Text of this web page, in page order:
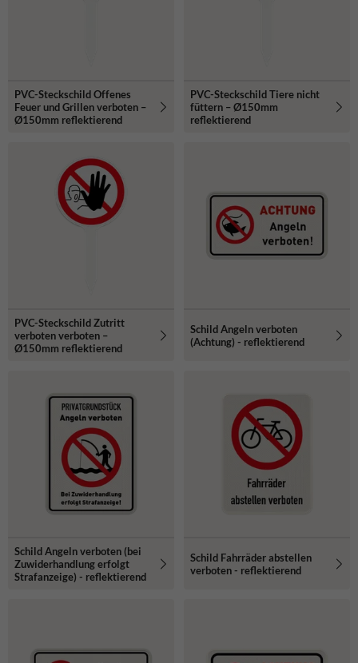
PVC-Steckschild Offenes
Feuer und Grillen verboten –
Ø150mm reflektierend
PVC-Steckschild Tiere nicht
füttern – Ø150mm
reflektierend
PVC-Steckschild Zutritt
verboten verboten –
Ø150mm reflektierend
Schild Angeln verboten
(Achtung) - reflektierend
Schild Angeln verboten (bei
Zuwiderhandlung erfolgt
Strafanzeige) - reflektierend
Schild Fahrräder abstellen
verboten - reflektierend